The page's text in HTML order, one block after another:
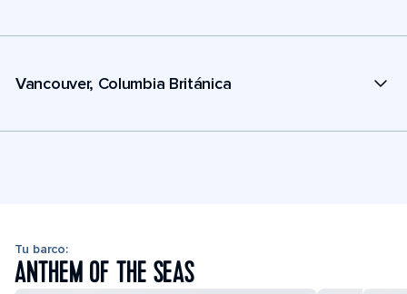
Vancouver, Columbia Británica
Tu barco:
ANTHEM OF THE SEAS